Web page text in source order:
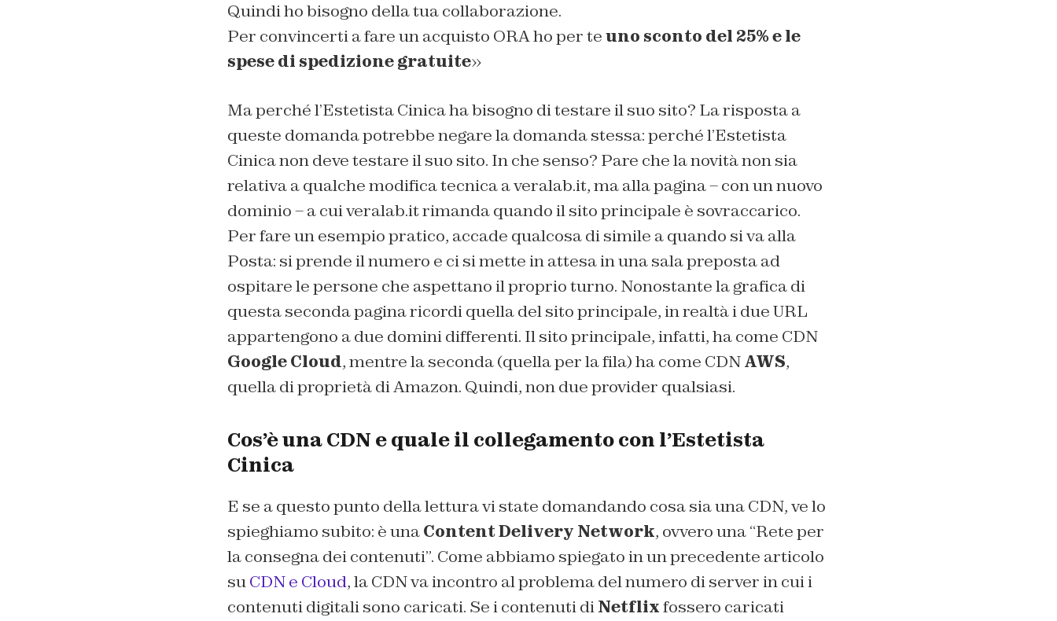
Quindi ho bisogno della tua collaborazione.
Per convincerti a fare un acquisto ORA ho per teuno sconto del 25% e le
spese di spedizione gratuite»
Ma perché l’Estetista Cinica ha bisogno di testare il suo sito? La risposta a
queste domanda potrebbe negare la domanda stessa: perché l’Estetista
Cinica non deve testare il suo sito. In che senso? Pare che la novità non sia
relativa a qualche modifica tecnica a veralab.it, ma alla pagina – con un nuovo
dominio – a cui veralab.it rimanda quando il sito principale è sovraccarico.
Per fare un esempio pratico, accade qualcosa di simile a quando si va alla
Posta: si prende il numero e ci si mette in attesa in una sala preposta ad
ospitare le persone che aspettano il proprio turno. Nonostante la grafica di
questa seconda pagina ricordi quella del sito principale, in realtà i due URL
appartengono a due domini differenti. Il sito principale, infatti, ha come CDN
Google Cloud, mentre la seconda (quella per la fila) ha come CDNAWS,
quella di proprietà di Amazon. Quindi, non due provider qualsiasi.
Cos’è una CDN e quale il collegamento con l’Estetista
Cinica
E se a questo punto della lettura vi state domandando cosa sia una CDN, ve lo
spieghiamo subito: è unaContent Delivery Network, ovvero una “Rete per
la consegna dei contenuti”. Come abbiamo spiegato in un precedente articolo
suCDN e Cloud, la CDN va incontro al problema del numero di server in cui i
contenuti digitali sono caricati. Se i contenuti diNetflixfossero caricati